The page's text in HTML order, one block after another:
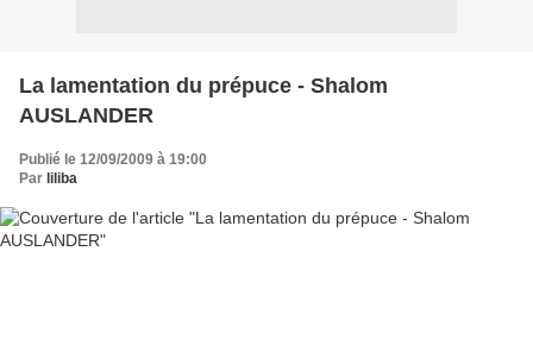
La lamentation du prépuce - Shalom
AUSLANDER
Publié le 12/09/2009 à 19:00
Par liliba